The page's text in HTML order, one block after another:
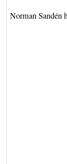
Norman Sandén